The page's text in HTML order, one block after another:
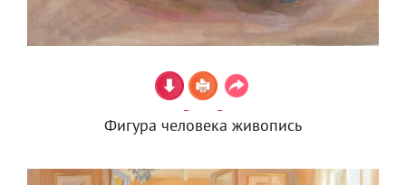
Фигура человека живопись